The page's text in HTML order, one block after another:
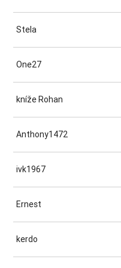
Stela
One27
kníže Rohan
Anthony1472
ivk1967
Ernest
kerdo